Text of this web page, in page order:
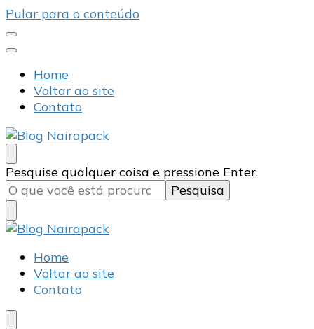
Pular para o conteúdo
Home
Voltar ao site
Contato
Blog Nairapack
Líder no Mercado de Embalagens
Procurando
algo?
Pesquise qualquer coisa e pressione Enter.
Blog Nairapack
Líder no Mercado de Embalagens
Home
Voltar ao site
Contato